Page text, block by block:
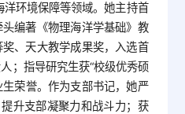
环境保障等领域。她主持首
编著《物理海洋学基础》教
、天大教学成果奖，入选首
；指导研究生获“校级优秀硕
荣誉。作为支部书记，她严
升支部凝聚力和战斗力；获